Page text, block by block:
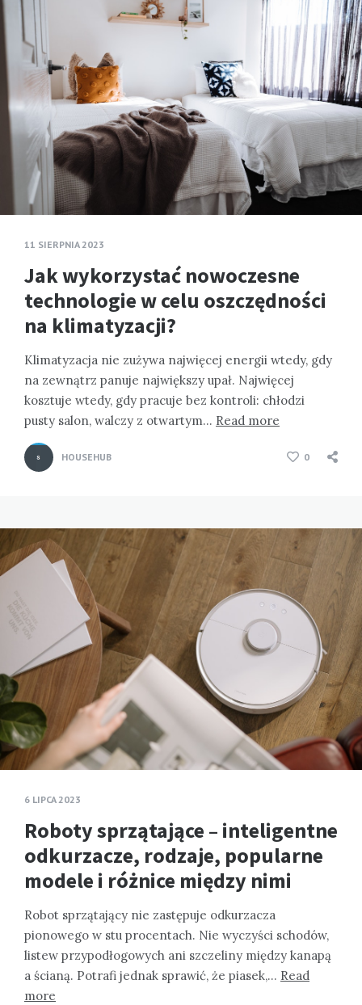
11 SIERPNIA 2023
Jak wykorzystać nowoczesne
technologie w celu oszczędności
na klimatyzacji?
Klimatyzacja nie zużywa najwięcej energii wtedy, gdy
na zewnątrz panuje największy upał. Najwięcej
kosztuje wtedy, gdy pracuje bez kontroli: chłodzi
pusty salon, walczy z otwartym… Read more
HOUSEHUB 0
6 LIPCA 2023
Roboty sprzątające – inteligentne
odkurzacze, rodzaje, popularne
modele i różnice między nimi
Robot sprzątający nie zastępuje odkurzacza
pionowego w stu procentach. Nie wyczyści schodów,
listew przypodłogowych ani szczeliny między kanapą
a ścianą. Potrafi jednak sprawić, że piasek,… Read
more